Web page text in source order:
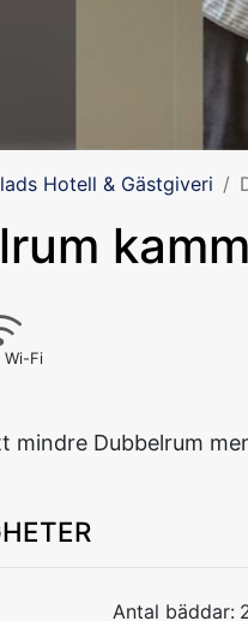
Hotell & Gästgiveri
Wi-Fi
mindre Dubbelrum
Antal bäddar: